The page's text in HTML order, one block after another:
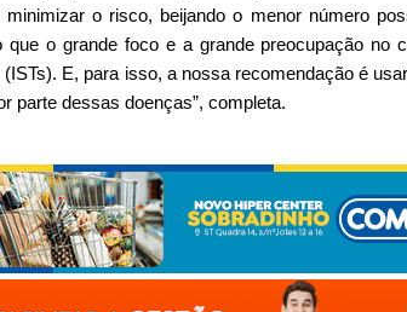
o risco, beijando o menor número
o grande foco e a grande preocupação no
E, para isso, a nossa recomendação é
parte dessas doenças”, completa.